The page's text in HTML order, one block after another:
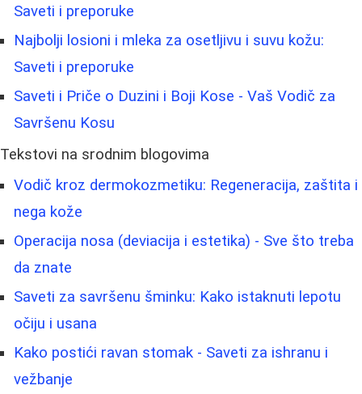
Saveti i preporuke
Najbolji losioni i mleka za osetljivu i suvu kožu:
Saveti i preporuke
Saveti i Priče o Duzini i Boji Kose - Vaš Vodič za
Savršenu Kosu
Tekstovi na srodnim blogovima
Vodič kroz dermokozmetiku: Regeneracija, zaštita i
nega kože
Operacija nosa (deviacija i estetika) - Sve što treba
da znate
Saveti za savršenu šminku: Kako istaknuti lepotu
očiju i usana
Kako postići ravan stomak - Saveti za ishranu i
vežbanje